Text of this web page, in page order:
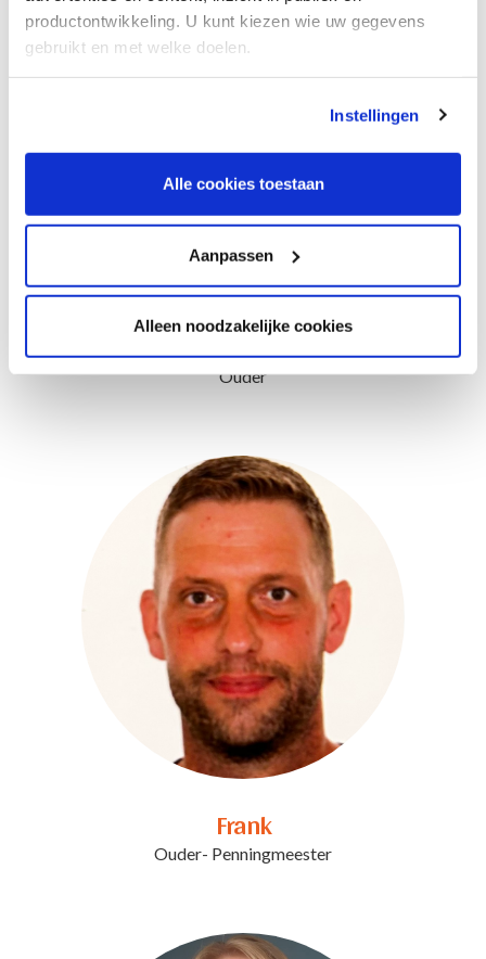
productontwikkeling. U kunt kiezen wie uw gegevens
gebruikt en met welke doelen.
Informatie verzamelen over uw geografische
locatie, die tot een paar meter nauwkeurig kan zijn
Uw apparaat identificeren door het actief te
verwerkt en stel uw voorkeuren in het
U kunt uw toestemming op elk moment wijzigen of
intrekken in de Cookieverklaring.
partners voor social media, adverteren en analyse. Deze
partners kunnen deze gegevens combineren met andere
informatie die u aan ze heeft verstrekt of die ze hebben
verzameld op basis van uw gebruik van hun services. U
gaat akkoord met onze cookies als u onze website blijft
Instellingen
Alle cookies toestaan
Aanpassen
Alleen noodzakelijke cookies
Janneke
Ouder
Frank
Ouder- Penningmeester